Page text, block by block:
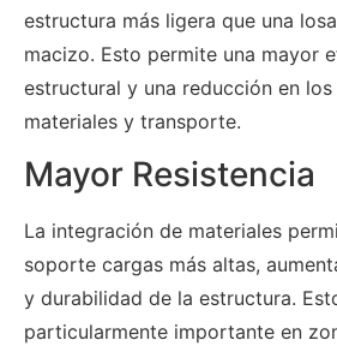
estructura más ligera que una
macizo. Esto permite una mayor
estructural y una reducción en
materiales y transporte.
Mayor Resistencia
La integración de materiales
soporte cargas más altas,
y durabilidad de la estructura.
particularmente importante en